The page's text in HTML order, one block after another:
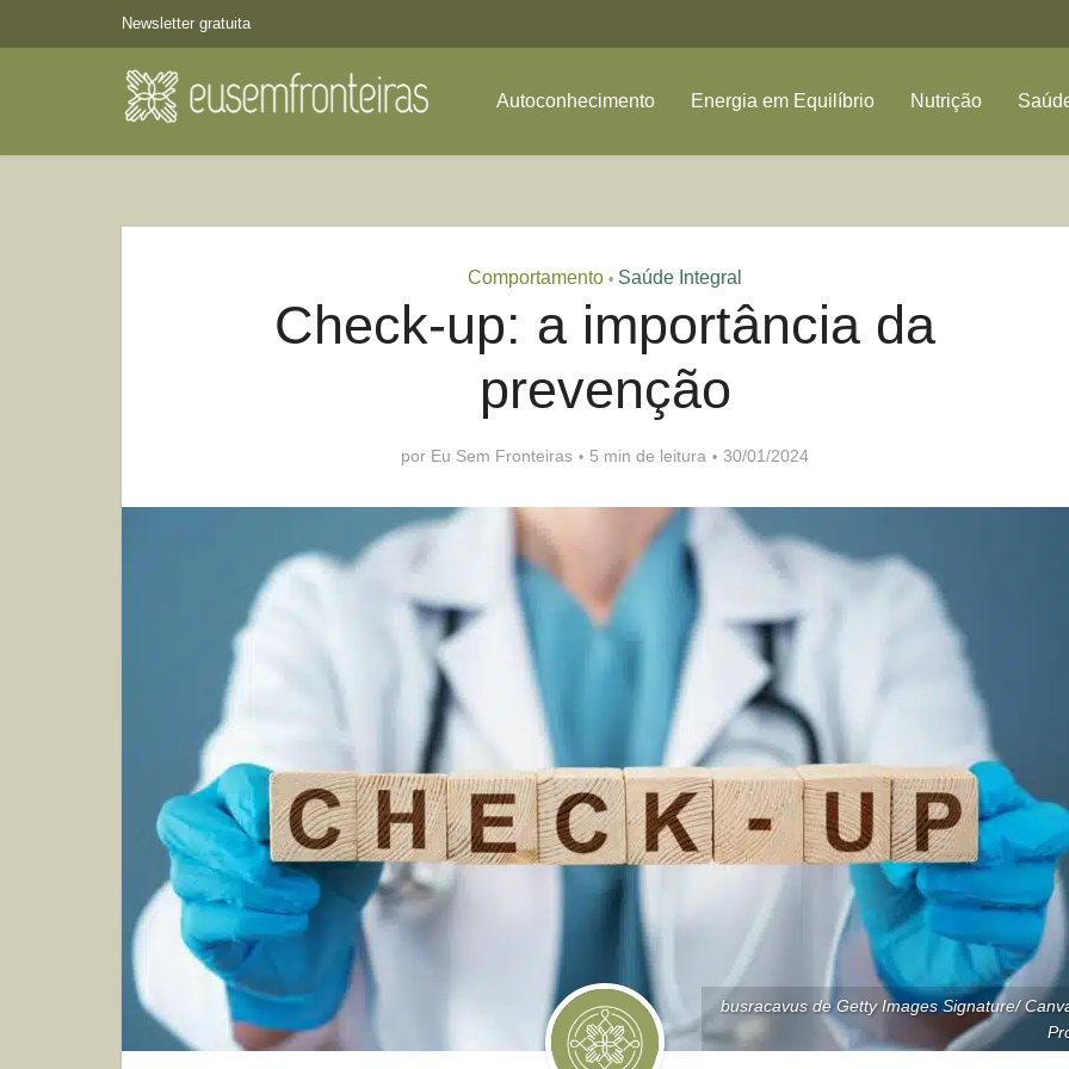
Newsletter gratuita
Autoconhecimento Energia em Equilíbrio Nutrição
Comportamento • Saúde Integral
Check-up: a importância da
prevenção
por Eu Sem Fronteiras 5 min de leitura 30/01/2024
busracavus de Getty Images Signature/